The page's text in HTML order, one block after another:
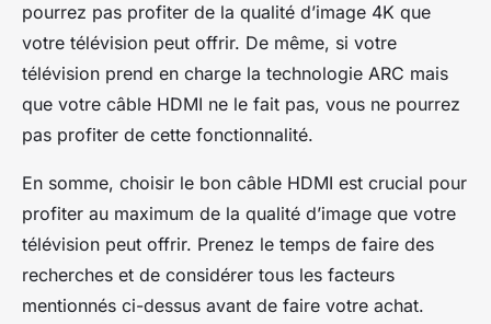
pourrez pas profiter de la qualité d’image 4K que
votre télévision peut offrir. De même, si votre
télévision prend en charge la technologie ARC mais
que votre câble HDMI ne le fait pas, vous ne pourrez
pas profiter de cette fonctionnalité.
En somme, choisir le bon câble HDMI est crucial pour
profiter au maximum de la qualité d’image que votre
télévision peut offrir. Prenez le temps de faire des
recherches et de considérer tous les facteurs
mentionnés ci-dessus avant de faire votre achat.